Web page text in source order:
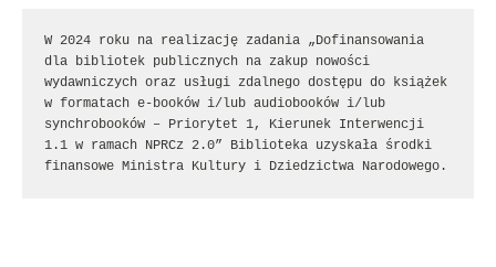
W 2024 roku na realizację zadania „Dofinansowania
dla bibliotek publicznych na zakup nowości
wydawniczych oraz usługi zdalnego dostępu do książek
w formatach e-booków i/lub audiobooków i/lub
synchrobooków – Priorytet 1, Kierunek Interwencji
1.1 w ramach NPRCz 2.0” Biblioteka uzyskała środki
finansowe Ministra Kultury i Dziedzictwa Narodowego.